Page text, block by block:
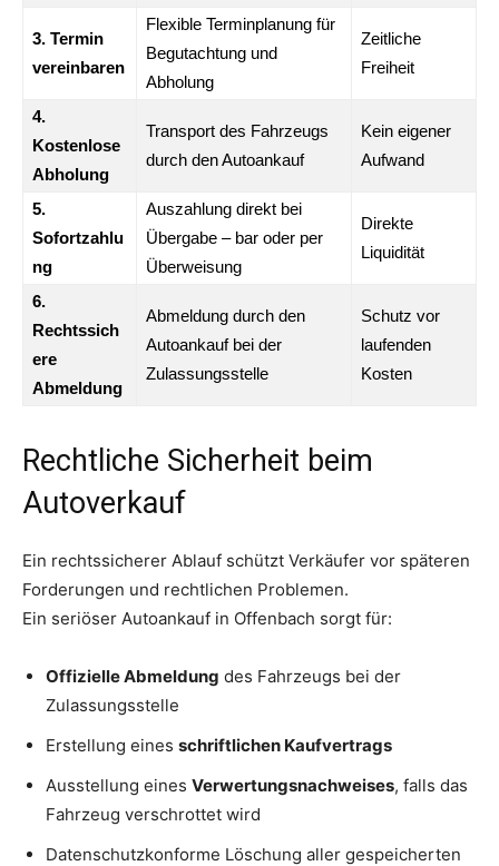
3. Termin
vereinbaren
Flexible Terminplanung für
Begutachtung und
Abholung
Zeitliche
Freiheit
4.
Kostenlose
Abholung
Transport des Fahrzeugs
durch den Autoankauf
Kein eigener
Aufwand
5.
Sofortzahlu
ng
Auszahlung direkt bei
Übergabe – bar oder per
Überweisung
Direkte
Liquidität
6.
Rechtssich
ere
Abmeldung
Abmeldung durch den
Autoankauf bei der
Zulassungsstelle
Schutz vor
laufenden
Kosten
Rechtliche Sicherheit beim
Autoverkauf
Ein rechtssicherer Ablauf schützt Verkäufer vor späteren
Forderungen und rechtlichen Problemen.
Ein seriöser Autoankauf in Offenbach sorgt für:
Offizielle Abmeldung des Fahrzeugs bei der
Zulassungsstelle
Erstellung eines schriftlichen Kaufvertrags
Ausstellung eines Verwertungsnachweises, falls das
Fahrzeug verschrottet wird
Datenschutzkonforme Löschung aller gespeicherten